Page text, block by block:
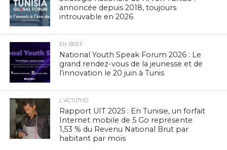
annoncée depuis 2018, toujours
introuvable en 2026
EN BREF
National Youth Speak Forum 2026 : Le
grand rendez-vous de la jeunesse et de
l’innovation le 20 juin à Tunis
L'ACTUTHD
Rapport UIT 2025 : En Tunisie, un forfait
Internet mobile de 5 Go représente
1,53 % du Revenu National Brut par
habitant par mois